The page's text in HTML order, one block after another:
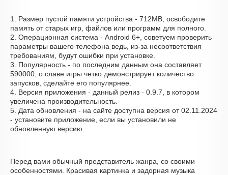
1. Размер пустой памяти устройства - 712MB, освободите
память от старых игр, файлов или программ для полного.
2. Операционная система - Android 6+, советуем проверить
параметры вашего телефона ведь, из-за несоответствия
требованиям, будут ошибки при установке.
3. Популярность - по последним данным она составляет
590000, о cлаве игры четко демонстрирует количество
запусков, сделайте его популярнее.
4. Версия приложения - данный релиз - 0.9.7, в котором
увеличена производительность.
5. Дата обновления - на сайте доступна версия от 02.11.2024
- установите приложение, если вы установили не
обновленную версию.
Перед вами обычный представитель жанра, со своими
особенностями. Красивая картинка и задорная музыка